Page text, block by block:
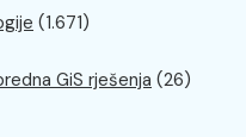
(1.671)
GiS rješenja (26)